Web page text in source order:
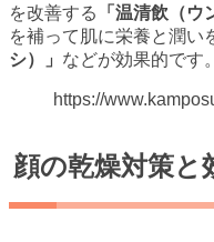
を改善する
「温清飲（ウ
を補って肌に栄養と潤い
シ）」 などが効果的です。
https://
顔の乾燥対策と